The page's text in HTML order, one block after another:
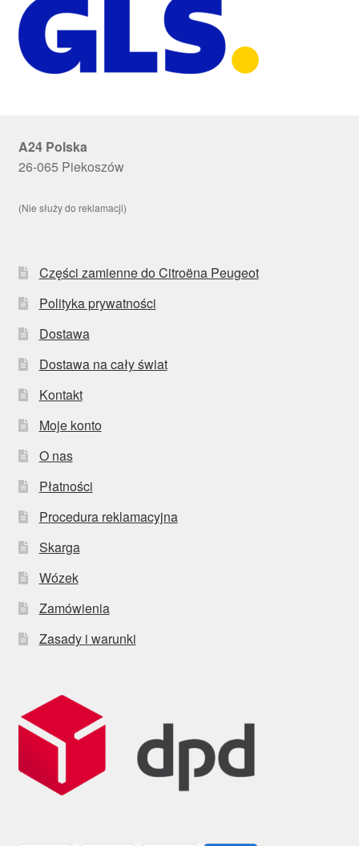
A24 Polska
26-065 Piekoszów
(Nie służy do reklamacji)
Części zamienne do Citroëna Peugeot
Polityka prywatności
Dostawa
Dostawa na cały świat
Kontakt
Moje konto
O nas
Płatności
Procedura reklamacyjna
Skarga
Wózek
Zamówienia
Zasady i warunki